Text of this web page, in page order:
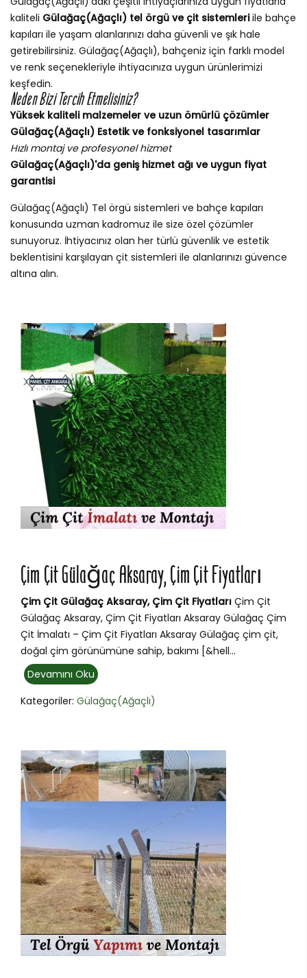
kaliteli Gülağaç(Ağaçlı) tel örgü ve çit sistemleriile bahçe
kapıları ile yaşam alanlarınızı daha güvenli ve şık hale
getirebilirsiniz. Gülağaç(Ağaçlı), bahçeniz için farklı model
ve renk seçenekleriyle ihtiyacınıza uygun ürünlerimizi
keşfedin.
Neden Bizi Tercih Etmelisiniz?
Yüksek kaliteli malzemeler ve uzun ömürlü çözümler
Gülağaç(Ağaçlı) Estetik ve fonksiyonel tasarımlar
Hızlı montaj ve profesyonel hizmet
Gülağaç(Ağaçlı)'da geniş hizmet ağı ve uygun fiyat
garantisi
Gülağaç(Ağaçlı) Tel örgü sistemleri ve bahçe kapıları
konusunda uzman kadromuz ile size özel çözümler
sunuyoruz. İhtiyacınız olan her türlü güvenlik ve estetik
beklentisini karşılayan çit sistemleri ile alanlarınızı güvence
altına alın.
Çim Çit Gülağaç Aksaray, Çim Çit Fiyatları
Çim Çit Gülağaç Aksaray, Çim Çit Fiyatları Çim Çit
Gülağaç Aksaray, Çim Çit Fiyatları Aksaray Gülağaç Çim
Çit İmalatı – Çim Çit Fiyatları Aksaray Gülağaç çim çit,
doğal çim görünümüne sahip, bakımı [&hell...
Devamını Oku
Kategoriler: Gülağaç(Ağaçlı)